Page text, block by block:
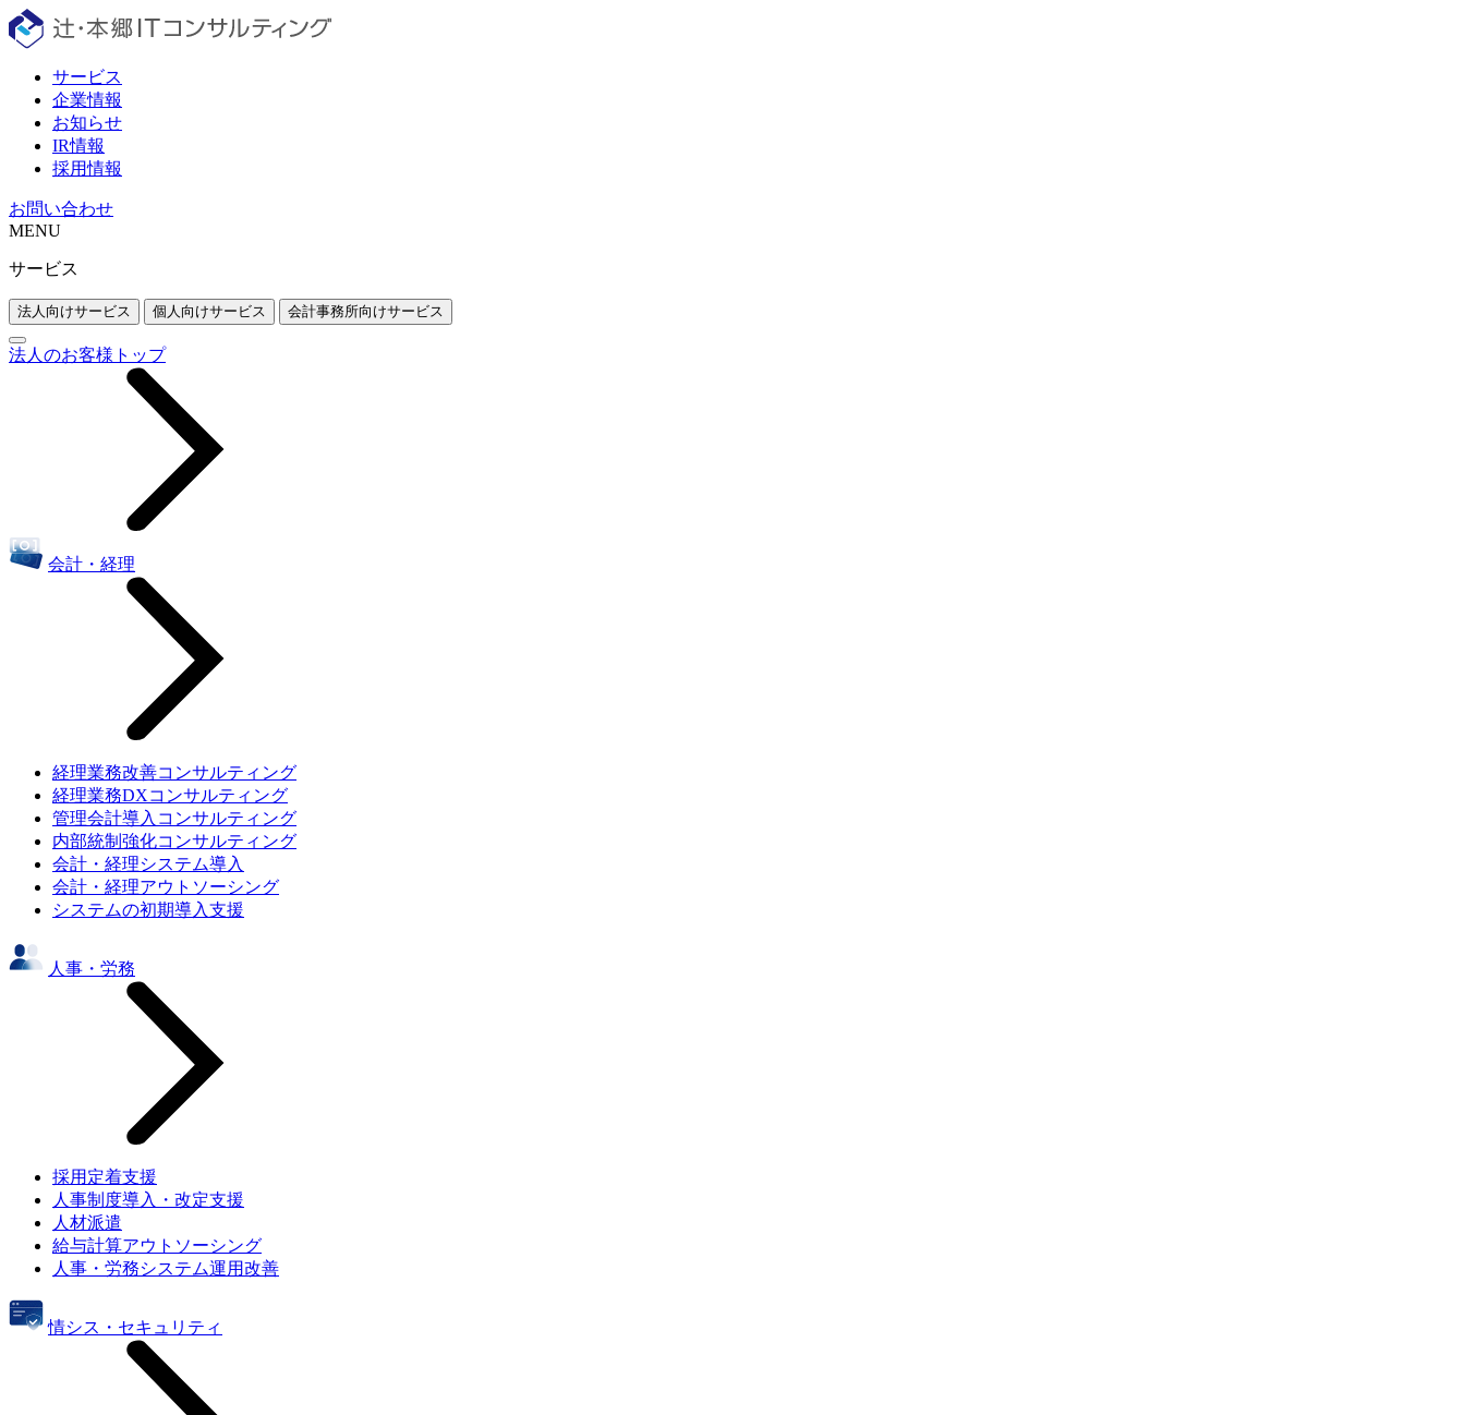
サービス
企業情報
お知らせ
IR情報
採用情報
お問い合わせ
MENU
サービス
法人向けサービス 個人向けサービス 会計事務所向けサービス
法人のお客様トップ
会計・経理
経理業務改善コンサルティング
経理業務DXコンサルティング
管理会計導入コンサルティング
内部統制強化コンサルティング
会計・経理システム導入
会計・経理アウトソーシング
システムの初期導入支援
人事・労務
採用定着支援
人事制度導入・改定支援
人材派遣
給与計算アウトソーシング
人事・労務システム運用改善
情シス・セキュリティ